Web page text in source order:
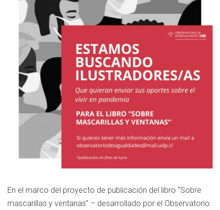
En el marco del proyecto de publicación del libro “Sobre
mascarillas y ventanas” – desarrollado por el Observatorio